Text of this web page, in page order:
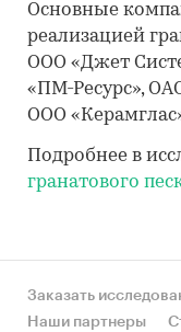
Основные
реализацией
ООО «Джет
«ПМ-Ресурс»,
ООО
Подробнее в
гранатового
Заказать
Наши партнеры